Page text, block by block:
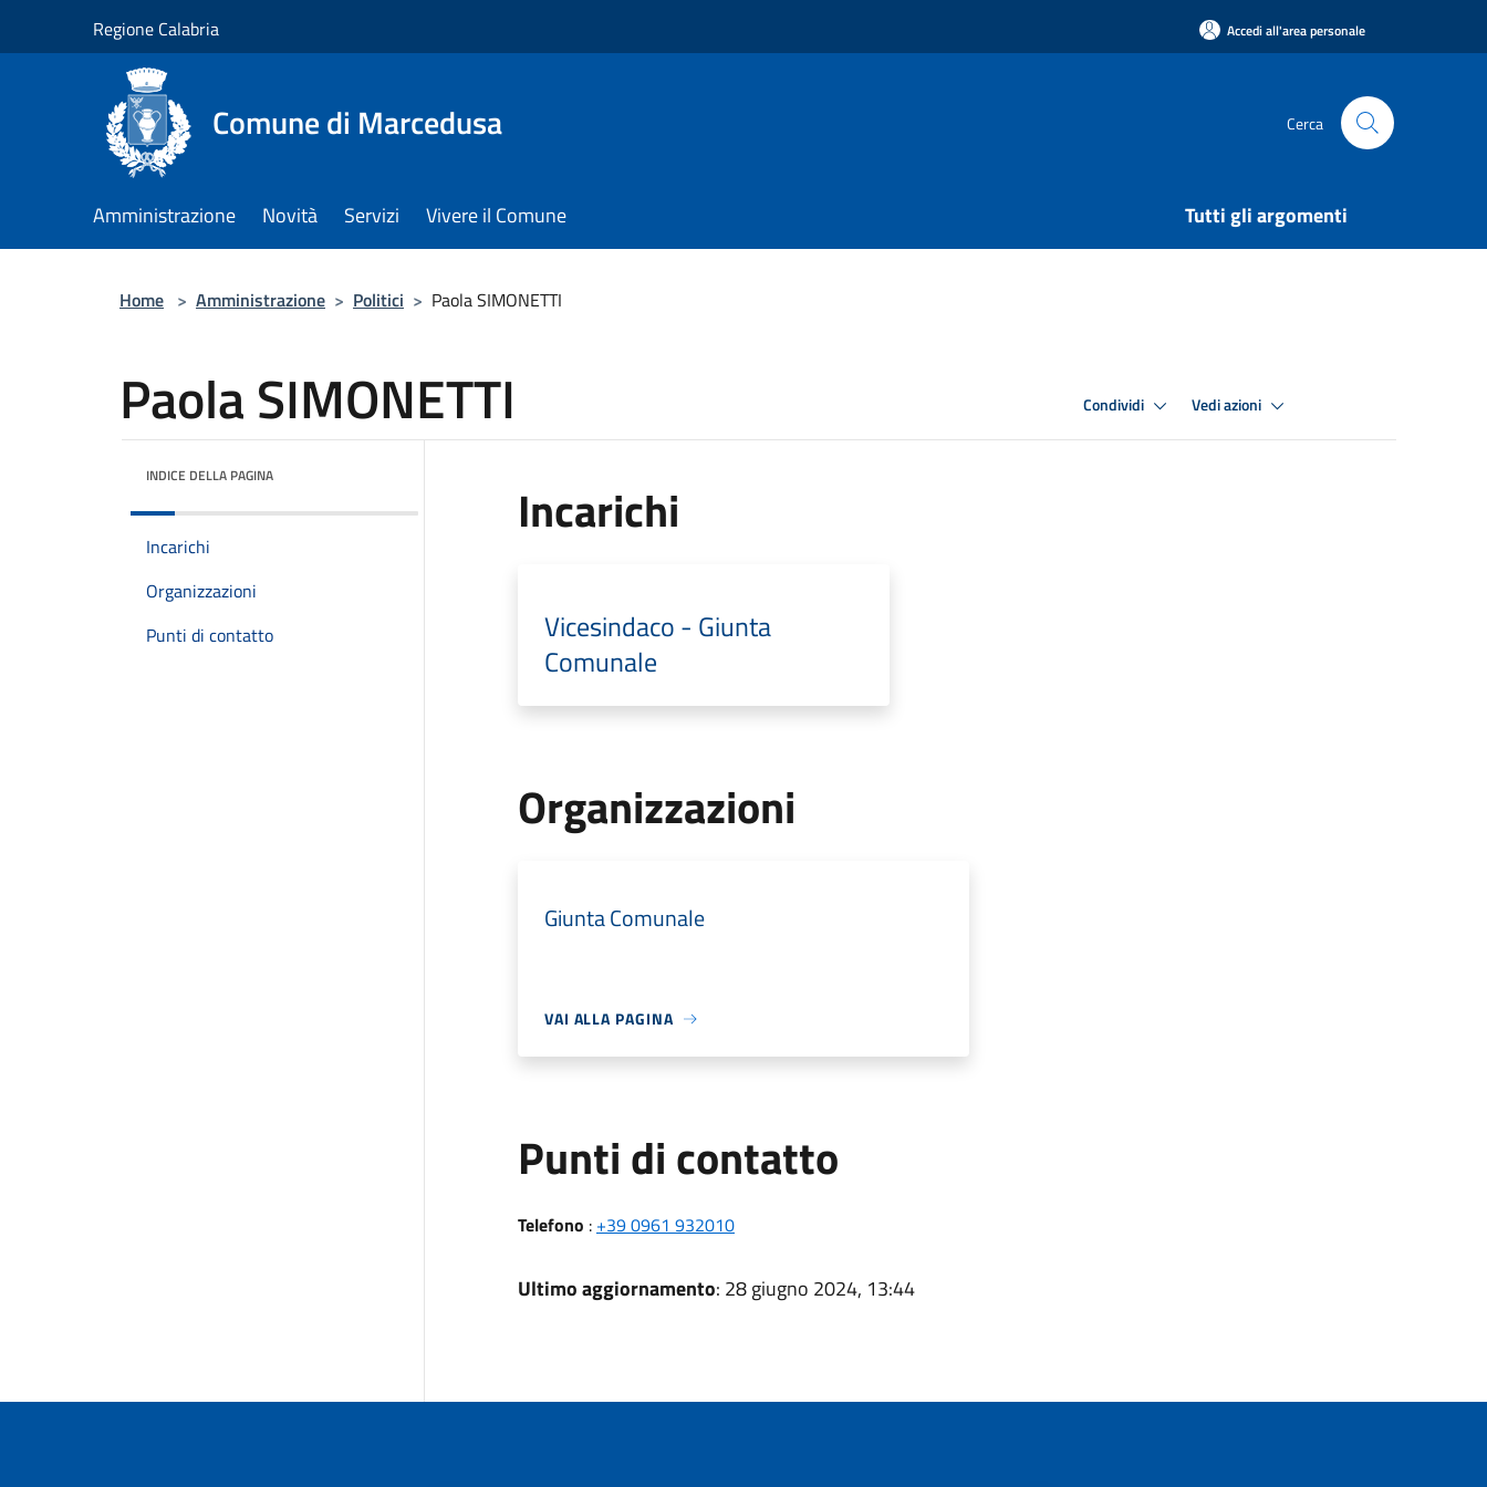
Regione Calabria Accedi all'area personale
Comune di Marcedusa Cerca
Amministrazione Novità Servizi Vivere il Comune Tutti gli argomenti
Home > Amministrazione > Politici > Paola SIMONETTI
Paola SIMONETTI Condividi Vedi azioni
INDICE DELLA PAGINA
Incarichi
Organizzazioni
Punti di contatto
Incarichi
Vicesindaco - Giunta
Comunale
Organizzazioni
Giunta Comunale
VAI ALLA PAGINA
Punti di contatto
Telefono : +39 0961 932010
Ultimo aggiornamento: 28 giugno 2024, 13:44